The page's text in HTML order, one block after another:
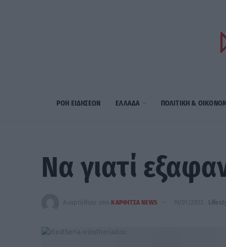
ΡΟΗ ΕΙΔΗΣΕΩΝ ΕΛΛΑΔΑ ΠΟΛΙΤΙΚΗ &
Να γιατί
Αναρτήθηκε από ΚΑΡΦΙΤΣΑ NEWS 19/01/2023